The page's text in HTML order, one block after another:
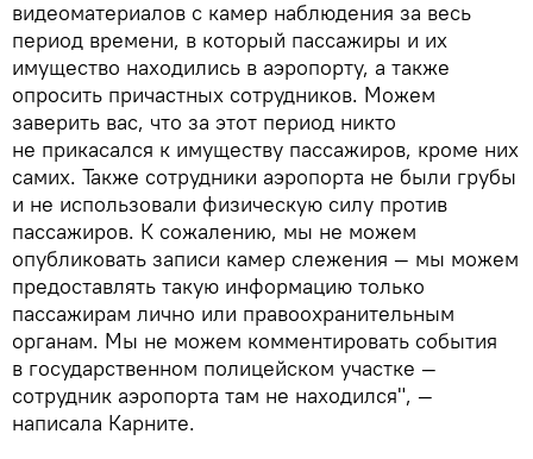
видеоматериалов с камер наблюдения за весь
период времени, в который пассажиры и их
имущество находились в аэропорту, а также
опросить причастных сотрудников. Можем
заверить вас, что за этот период никто
не прикасался к имуществу пассажиров, кроме них
самих. Также сотрудники аэропорта не были грубы
и не использовали физическую силу против
пассажиров. К сожалению, мы не можем
опубликовать записи камер слежения — мы можем
предоставлять такую информацию только
пассажирам лично или правоохранительным
органам. Мы не можем комментировать события
в государственном полицейском участке —
сотрудник аэропорта там не находился", —
написала Карните.